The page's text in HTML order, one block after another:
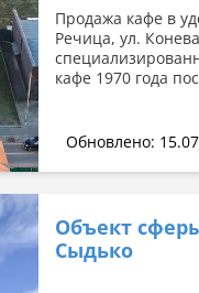
Продажа кафе в
Речица, ул.
кафе 1970 года
Обновлено:
Объект
Сыдько